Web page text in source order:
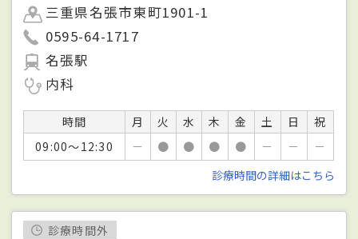
三重県名張市東町1901-1
0595-64-1717
名張駅
内科
時間 月 火 水 木 金 土 日
祝
09:00～12:30
－ ● ● ● ● － －
－
診療時間の詳細はこちら
診療時間外